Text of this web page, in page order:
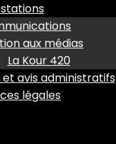
aux médias
La Kour 420
avis administratifs
légales